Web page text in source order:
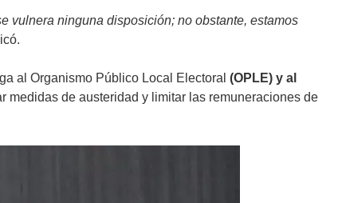
vulnera ninguna disposición; no obstante, estamos
al Organismo Público Local Electoral (OPLE) y al
medidas de austeridad y limitar las remuneraciones de